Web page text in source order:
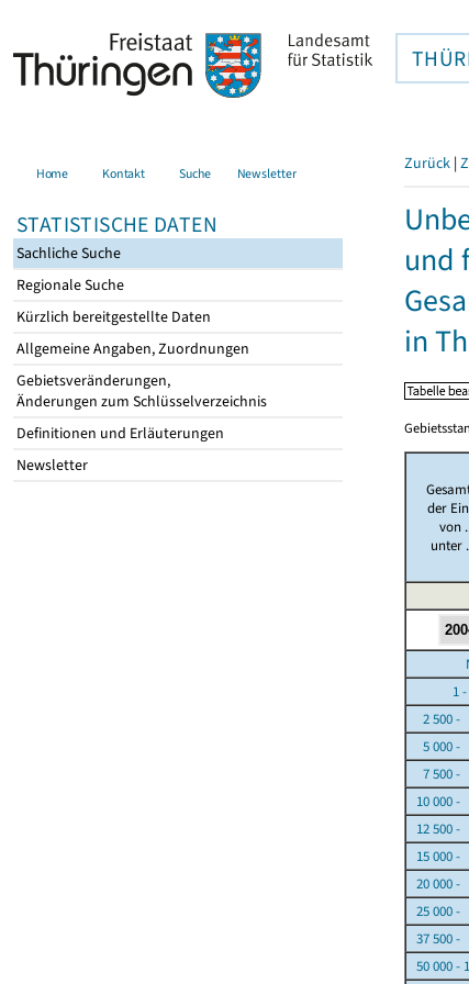
Home Kontakt Suche Newsletter
STATISTISCHE DATEN
Sachliche Suche
Regionale Suche
Kürzlich bereitgestellte Daten
Allgemeine Angaben, Zuordnungen
Gebietsveränderungen,
Änderungen zum Schlüsselverzeichnis
Definitionen und Erläuterungen
Newsletter
Zurück |
und
in
der
von
unter
1 - 2
2 500 -
5 000 -
7 500 -
10 000 -
12 500 -
15 000 -
20 000 -
25 000 -
37 500 -
50 000 -